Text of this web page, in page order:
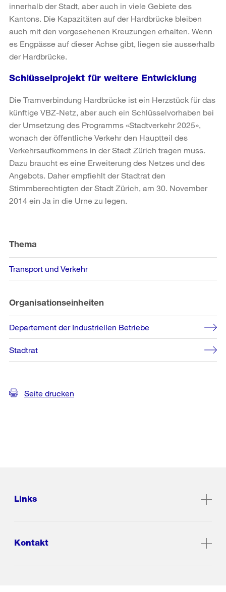
innerhalb der Stadt, aber auch in viele Gebiete des
Kantons. Die Kapazitäten auf der Hardbrücke bleiben
auch mit den vorgesehenen Kreuzungen erhalten. Wenn
es Engpässe auf dieser Achse gibt, liegen sie ausserhalb
der Hardbrücke.
Schlüsselprojekt für weitere Entwicklung
Die Tramverbindung Hardbrücke ist ein Herzstück für das
künftige VBZ-Netz, aber auch ein Schlüsselvorhaben bei
der Umsetzung des Programms «Stadtverkehr 2025»,
wonach der öffentliche Verkehr den Hauptteil des
Verkehrsaufkommens in der Stadt Zürich tragen muss.
Dazu braucht es eine Erweiterung des Netzes und des
Angebots. Daher empfiehlt der Stadtrat den
Stimmberechtigten der Stadt Zürich, am 30. November
2014 ein Ja in die Urne zu legen.
Informationen
Thema
Transport und Verkehr
Organisationseinheiten
Departement der Industriellen Betriebe
Stadtrat
Seite drucken
Links
Kontakt